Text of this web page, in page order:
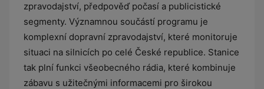
zpravodajství, předpověď počasí a publicistické
segmenty. Významnou součástí programu je
komplexní dopravní zpravodajství, které monitoruje
situaci na silnicích po celé České republice. Stanice
tak plní funkci všeobecného rádia, které kombinuje
zábavu s užitečnými informacemi pro širokou